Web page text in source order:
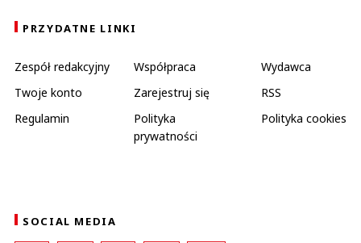
PRZYDATNE LINKI
Zespół redakcyjny Współpraca
Wydawca
Twoje konto
Zarejestruj się
RSS
Regulamin
Polityka
prywatności
Polityka cookies
SOCIAL MEDIA